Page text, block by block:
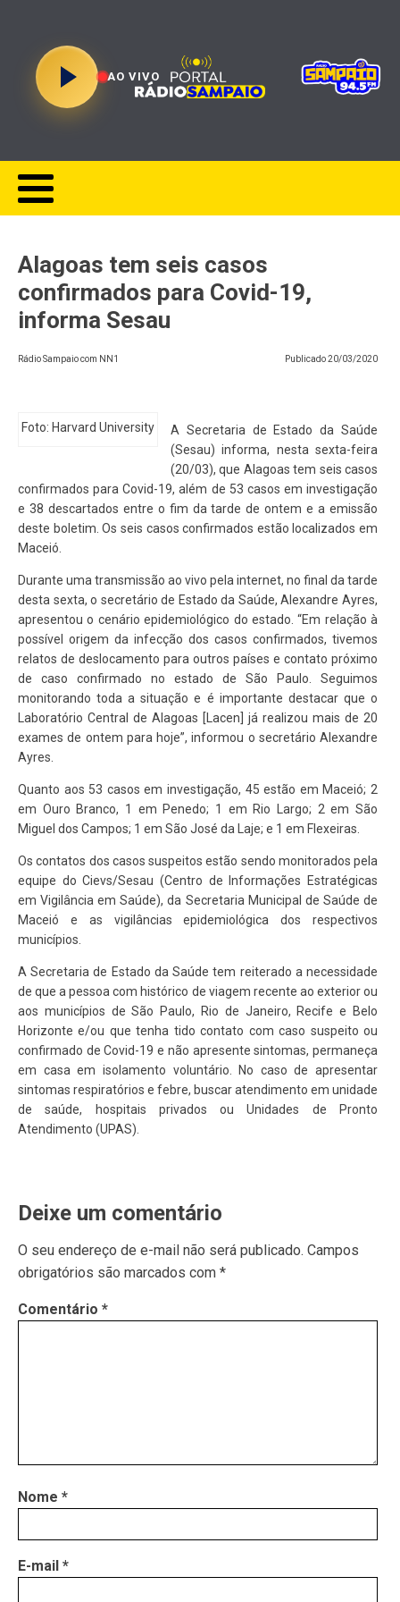
AO VIVO
​Alagoas tem seis casos
confirmados para Covid-19,
informa Sesau
Rádio Sampaio com NN1 Publicado20/03/2020
Foto: Harvard University
A Secretaria de Estado da Saúde
(Sesau) informa, nesta sexta-feira
(20/03), que Alagoas tem seis casos
confirmados para Covid-19, além de 53 casos em investigação
e 38 descartados entre o fim da tarde de ontem e a emissão
deste boletim. Os seis casos confirmados estão localizados em
Maceió.
Durante uma transmissão ao vivo pela internet, no final da tarde
desta sexta, o secretário de Estado da Saúde, Alexandre Ayres,
apresentou o cenário epidemiológico do estado. “Em relação à
possível origem da infecção dos casos confirmados, tivemos
relatos de deslocamento para outros países e contato próximo
de caso confirmado no estado de São Paulo. Seguimos
monitorando toda a situação e é importante destacar que o
Laboratório Central de Alagoas [Lacen] já realizou mais de 20
exames de ontem para hoje”, informou o secretário Alexandre
Ayres.
Quanto aos 53 casos em investigação, 45 estão em Maceió; 2
em Ouro Branco, 1 em Penedo; 1 em Rio Largo; 2 em São
Miguel dos Campos; 1 em São José da Laje; e 1 em Flexeiras.
Os contatos dos casos suspeitos estão sendo monitorados pela
equipe do Cievs/Sesau (Centro de Informações Estratégicas
em Vigilância em Saúde), da Secretaria Municipal de Saúde de
Maceió e as vigilâncias epidemiológica dos respectivos
municípios.
A Secretaria de Estado da Saúde tem reiterado a necessidade
de que a pessoa com histórico de viagem recente ao exterior ou
aos municípios de São Paulo, Rio de Janeiro, Recife e Belo
Horizonte e/ou que tenha tido contato com caso suspeito ou
confirmado de Covid-19 e não apresente sintomas, permaneça
em casa em isolamento voluntário. No caso de apresentar
sintomas respiratórios e febre, buscar atendimento em unidade
de saúde, hospitais privados ou Unidades de Pronto
Atendimento (UPAS).
Deixe um comentário
O seu endereço de e-mail não será publicado. Campos
obrigatórios são marcados com *
Comentário *
Nome *
E-mail *